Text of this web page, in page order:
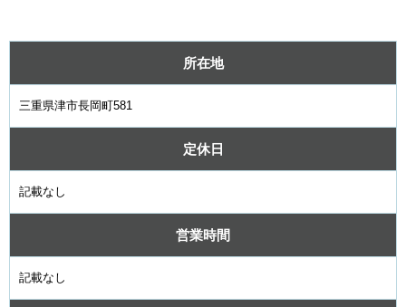
所在地
三重県津市長岡町581
定休日
記載なし
営業時間
記載なし